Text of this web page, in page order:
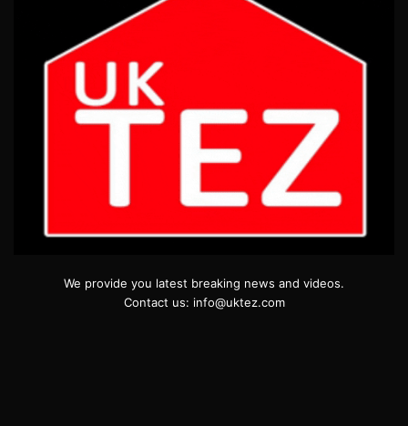
We provide you latest breaking news and videos.
Contact us: info@uktez.com